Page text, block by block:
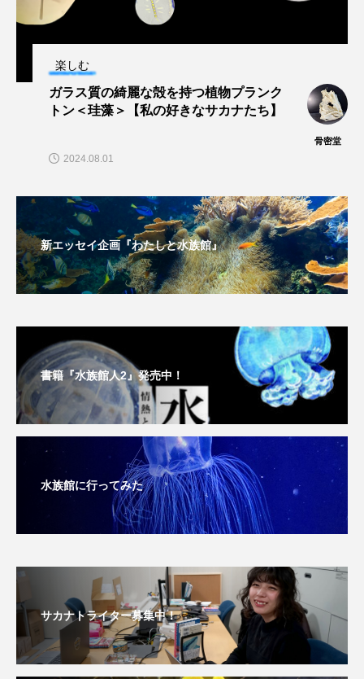
旅行 日本固有種
未利用魚
桂浜水族館 梅雨 棘皮動物
水生昆虫 水生生物 汽水域
河川 沼津港深海水族館 法律
海きらら 海水魚 海洋 海洋環境
海遊館
海鳥 液浸標本 淡水魚
深海 深海生物 深海魚
渋川マリン水族館 渓流 湖
漁業 漁港 漫画 灯台
熱帯魚 牡蠣 特徴
琵琶湖博物館 環境 環境保全
生きた化石 生態 生態系 生物多様性
産卵 田んぼ 甲殻類
楽しむ
ガラス質の綺麗な殻を持つ植物プランク
トン＜珪藻＞【私の好きなサカナたち】
骨密堂
2024.08.01
新エッセイ企画『わたしと水族館』
書籍『水族館人2』発売中！
水族館に行ってみた
サカナトライター募集中！